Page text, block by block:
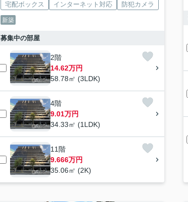
宅配ボックス
インターネット対応 防犯カメラ
新築
募集中の部屋
2階
14.62万円
58.78㎡ (3LDK)
4階
9.01万円
34.33㎡ (1LDK)
11階
9.666万円
35.06㎡ (2K)